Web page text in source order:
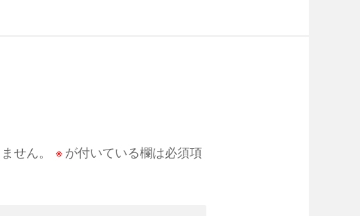
せん。 ※ が付いている欄は必須項